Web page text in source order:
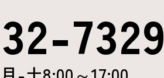
7329